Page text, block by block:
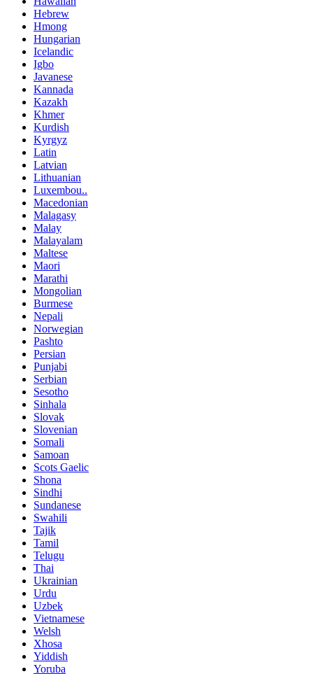
Hebrew
Hmong
Hungarian
Icelandic
Igbo
Javanese
Kannada
Kazakh
Khmer
Kurdish
Kyrgyz
Latin
Latvian
Lithuanian
Luxembou..
Macedonian
Malagasy
Malay
Malayalam
Maltese
Maori
Marathi
Mongolian
Burmese
Nepali
Norwegian
Pashto
Persian
Punjabi
Serbian
Sesotho
Sinhala
Slovak
Slovenian
Somali
Samoan
Scots Gaelic
Shona
Sindhi
Sundanese
Swahili
Tajik
Tamil
Telugu
Thai
Ukrainian
Urdu
Uzbek
Vietnamese
Welsh
Xhosa
Yiddish
Yoruba